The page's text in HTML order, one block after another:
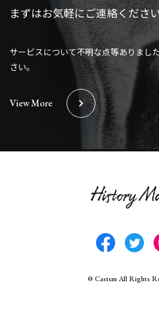
まずはお気軽にご連絡くださ
サービスについて不明な点等ありまし
さい。
View More
©︎ Castem All Rights